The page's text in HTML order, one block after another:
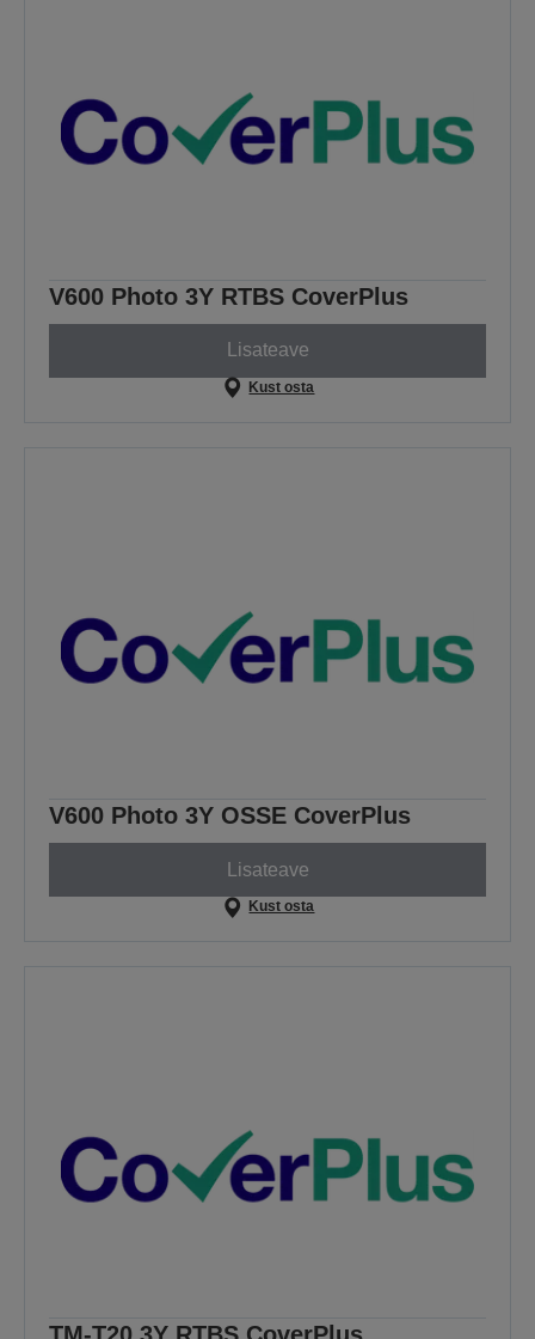
V600 Photo 3Y RTBS CoverPlus
Lisateave
Kust osta
V600 Photo 3Y OSSE CoverPlus
Lisateave
Kust osta